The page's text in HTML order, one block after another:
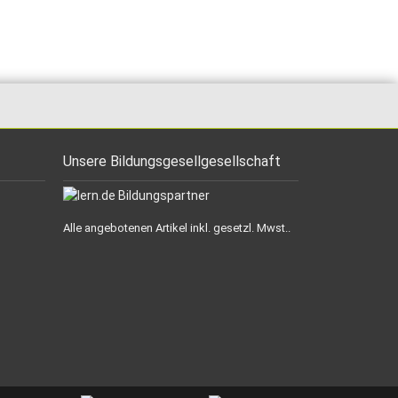
Unsere Bildungsgesellgesellschaft
Alle angebotenen Artikel inkl. gesetzl. Mwst..